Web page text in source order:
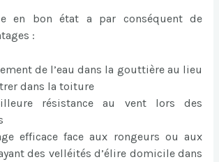
en bon état a par conséquent de
:
de l’eau dans la gouttière au lieu
dans la toiture
résistance au vent lors des
efficace face aux rongeurs ou aux
des velléités d’élire domicile dans